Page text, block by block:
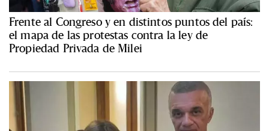
Frente al Congreso y en distintos puntos del país:
el mapa de las protestas contra la ley de
Propiedad Privada de Milei